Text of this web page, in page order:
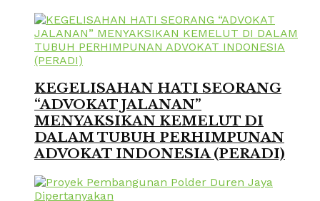
KEGELISAHAN HATI SEORANG
“ADVOKAT JALANAN”
MENYAKSIKAN KEMELUT DI
DALAM TUBUH PERHIMPUNAN
ADVOKAT INDONESIA (PERADI)